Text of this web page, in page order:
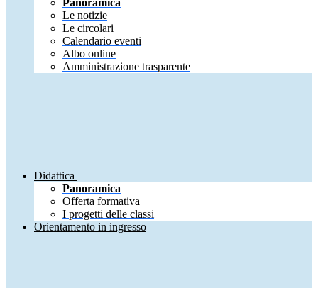
Panoramica
Le notizie
Le circolari
Calendario eventi
Albo online
Amministrazione trasparente
Didattica
Panoramica
Offerta formativa
I progetti delle classi
Orientamento in ingresso